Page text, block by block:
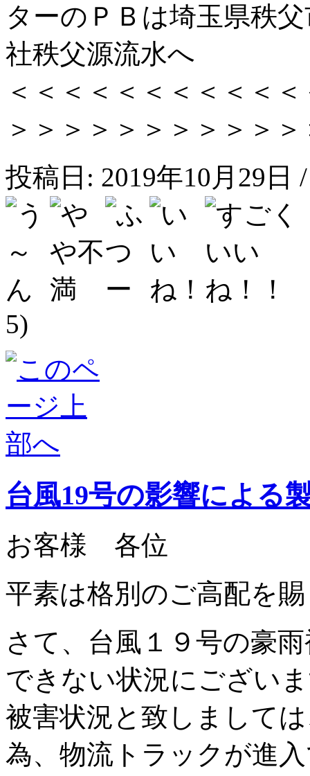
ターのＰＢは埼玉県秩
社秩父源流水へ
＜＜＜＜＜＜＜＜＜＜
＞＞＞＞＞＞＞＞＞＞
投稿日: 2019年10月29
5)
台風19号の影響による
お客様 各位
平素は格別のご高配を
さて、台風１９号の豪
できない状況にござい
被害状況と致しまして
為、物流トラックが進